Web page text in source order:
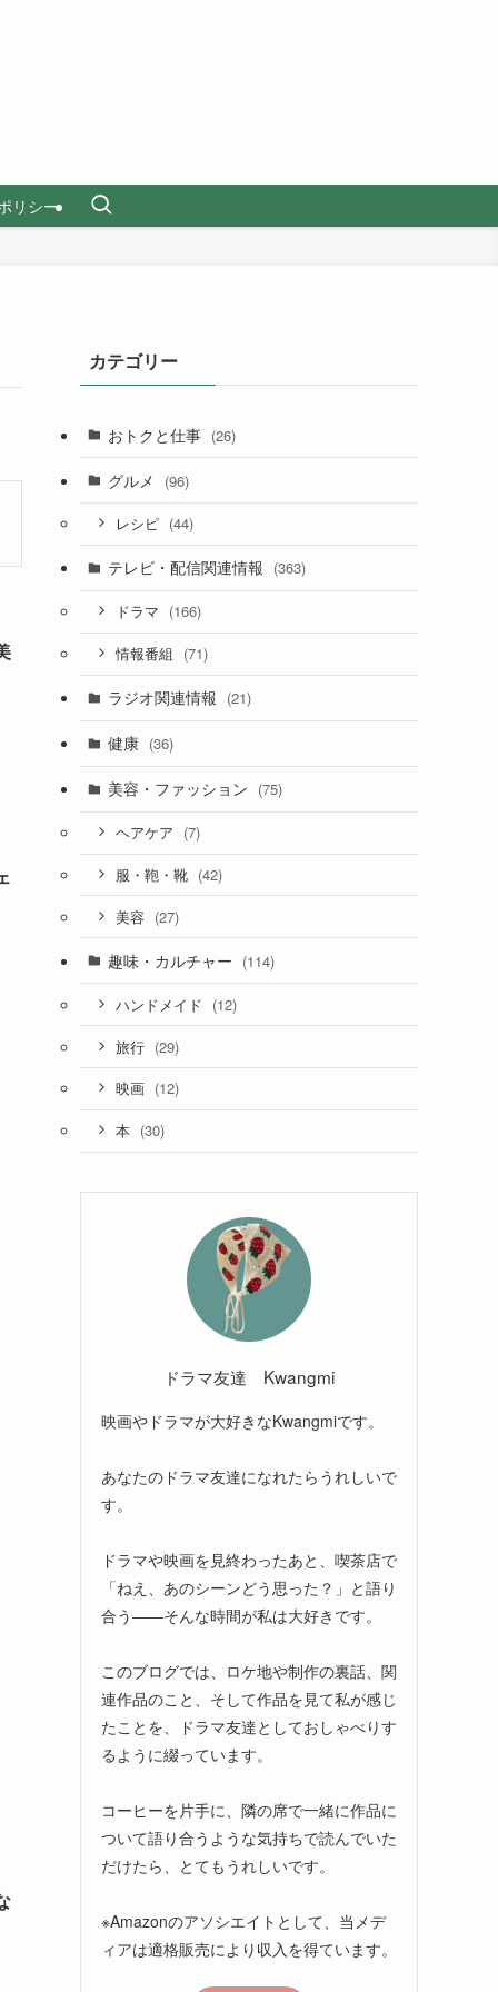
リシー
カテゴリー
おトクと仕事 (26)
グルメ (96)
レシピ (44)
テレビ・配信関連情報 (363)
ドラマ (166)
情報番組 (71)
ラジオ関連情報 (21)
健康 (36)
美容・ファッション (75)
ヘアケア (7)
服・鞄・靴 (42)
美容 (27)
趣味・カルチャー (114)
ハンドメイド (12)
旅行 (29)
映画 (12)
本 (30)
ドラマ友達 Kwangmi
映画やドラマが大好きなKwangmiです。
あなたのドラマ友達になれたらうれしいで
す。
ドラマや映画を見終わったあと、喫茶店で
「ねえ、あのシーンどう思った？」と語り
合う――そんな時間が私は大好きです。
このブログでは、ロケ地や制作の裏話、関
連作品のこと、そして作品を見て私が感じ
たことを、ドラマ友達としておしゃべりす
るように綴っています。
コーヒーを片手に、隣の席で一緒に作品に
ついて語り合うような気持ちで読んでいた
だけたら、とてもうれしいです。
※Amazonのアソシエイトとして、当メデ
ィアは適格販売により収入を得ています。